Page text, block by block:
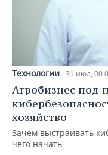
Технологии 31 июл,
Агробизнес под
хозяйство
Зачем выстраивать
чего начать